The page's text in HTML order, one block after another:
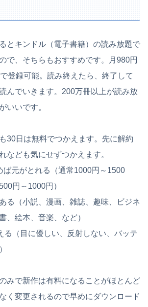
とキンドル（電子書籍）の読み放題で
で、そちらもおすすめです。月980円
登録可能。読み終えたら、終了して
んでいきます。200万冊以上が読み放
いいです。
30日は無料でつかえます。先に解約
なども気にせずつかえます。
ば元がとれる（通常1000円～1500
円～1000円）
る（小説、漫画、雑誌、趣味、ビジネ
、絵本、音楽、など）
る（目に優しい、反射しない、バッテ
みで新作は有料になることがほとんど
く変更されるので早めにダウンロード